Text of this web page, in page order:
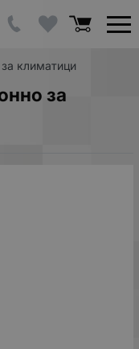
климатици
за